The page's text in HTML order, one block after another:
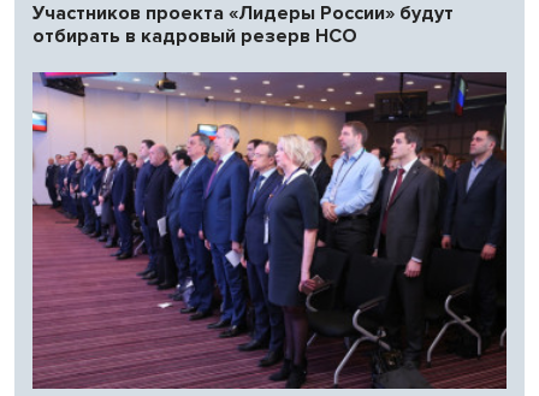
Участников проекта «Лидеры России» будут
отбирать в кадровый резерв НСО